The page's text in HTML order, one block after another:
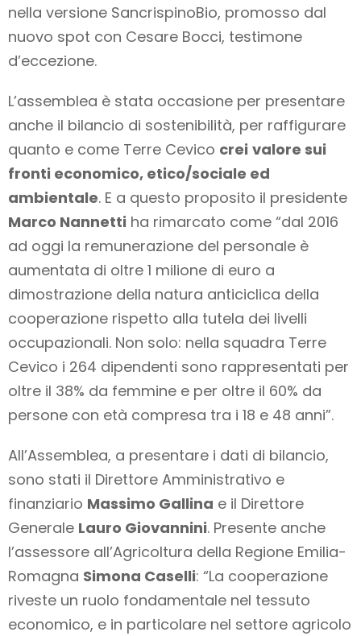
nella versione SancrispinoBio, promosso dal
nuovo spot con Cesare Bocci, testimone
d’eccezione.
L’assemblea è stata occasione per presentare
anche il bilancio di sostenibilità, per raffigurare
quanto e come Terre Cevico crei valore sui
fronti economico, etico/sociale ed
ambientale. E a questo proposito il presidente
Marco Nannetti ha rimarcato come “dal 2016
ad oggi la remunerazione del personale è
aumentata di oltre 1 milione di euro a
dimostrazione della natura anticiclica della
cooperazione rispetto alla tutela dei livelli
occupazionali. Non solo: nella squadra Terre
Cevico i 264 dipendenti sono rappresentati per
oltre il 38% da femmine e per oltre il 60% da
persone con età compresa tra i 18 e 48 anni”.
All’Assemblea, a presentare i dati di bilancio,
sono stati il Direttore Amministrativo e
finanziario Massimo Gallina e il Direttore
Generale Lauro Giovannini. Presente anche
l’assessore all’Agricoltura della Regione Emilia-
Romagna Simona Caselli: “La cooperazione
riveste un ruolo fondamentale nel tessuto
economico, e in particolare nel settore agricolo